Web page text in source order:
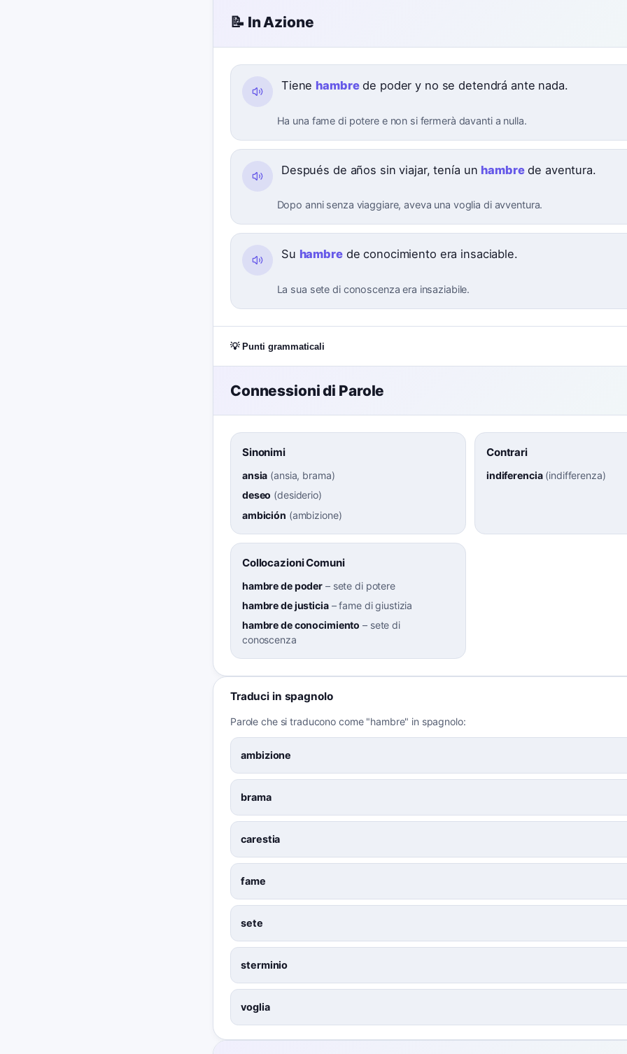
📝 In Azione
Tiene hambrede poder y no se detendrá ante nada.
Ha una fame di potere e non si fermerà davanti a nulla.
Después de años sin viajar, tenía un hambrede aventura.
Dopo anni senza viaggiare, aveva una voglia di avventura.
Su hambrede conocimiento era insaciable.
La sua sete di conoscenza era insaziabile.
💡 Punti grammaticali
Connessioni di Parole
Sinonimi
ansia (ansia, brama)
deseo (desiderio)
ambición (ambizione)
Contrari
indiferencia(indifferenza)
Collocazioni Comuni
hambre de poder – sete di potere
hambre de justicia–fame di giustizia
hambre de conocimiento – sete di
conoscenza
Traduci in spagnolo
Parole che si traducono come "hambre" in spagnolo:
ambizione
brama
carestia
fame
sete
sterminio
voglia